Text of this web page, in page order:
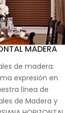
MADERA
de madera:
expresión en
línea de
de Madera y